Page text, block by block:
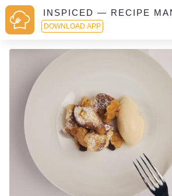
INSPICED — RECIPE
DOWNLOAD APP